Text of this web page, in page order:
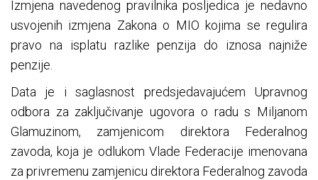
Izmjena navedenog pravilnika posljedica je nedavno
usvojenih izmjena Zakona o MIO kojima se regulira
pravo na isplatu razlike penzija do iznosa najniže
penzije.
Data je i saglasnost predsjedavajućem Upravnog
odbora za zaključivanje ugovora o radu s Miljanom
Glamuzinom, zamjenicom direktora Federalnog
zavoda, koja je odlukom Vlade Federacije imenovana
za privremenu zamjenicu direktora Federalnog zavoda